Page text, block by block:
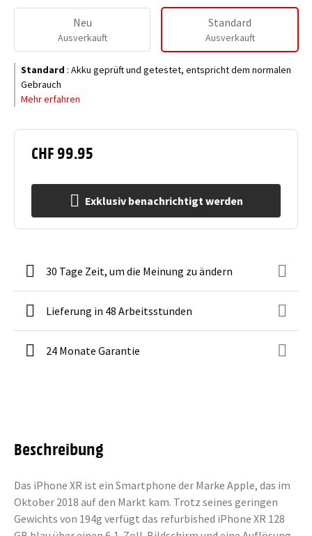
CHF 99.95
Exklusiv benachrichtigt werden
Neu
Ausverkauft
Standard
Ausverkauft
Standard : Akku geprüft und getestet, entspricht dem normalen
Gebrauch
Mehr erfahren
30 Tage Zeit, um die Meinung zu ändern
Lieferung in 48 Arbeitsstunden
24 Monate Garantie
Beschreibung
Das iPhone XR ist ein Smartphone der Marke Apple, das im
Oktober 2018 auf den Markt kam. Trotz seines geringen
Gewichts von 194g verfügt das refurbished iPhone XR 128